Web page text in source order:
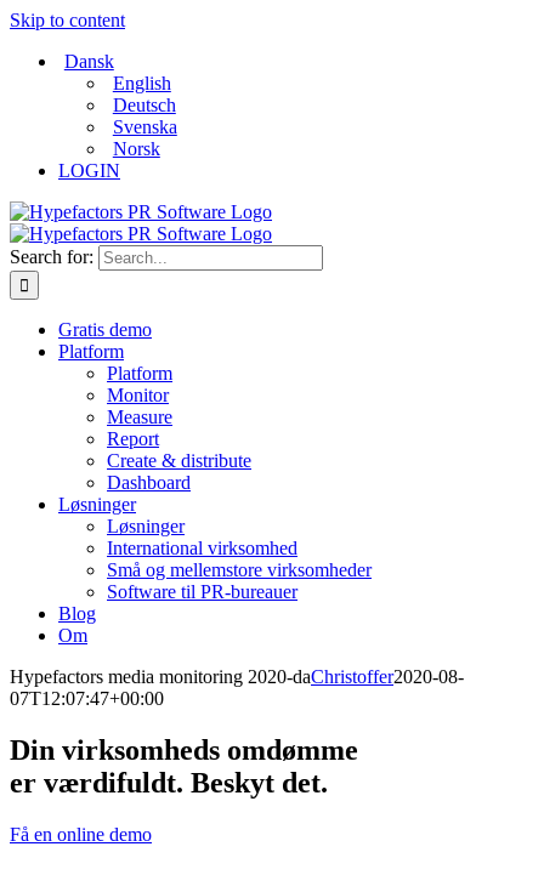
Skip to content
Dansk
English
Deutsch
Svenska
Norsk
LOGIN
Search for:
Gratis demo
Platform
Platform
Monitor
Measure
Report
Create & distribute
Dashboard
Løsninger
Løsninger
International virksomhed
Små og mellemstore virksomheder
Software til PR-bureauer
Blog
Om
Hypefactors media monitoring 2020-daChristoffer2020-08-
07T12:07:47+00:00
Din virksomheds omdømme
er værdifuldt. Beskyt det.
Få en online demo